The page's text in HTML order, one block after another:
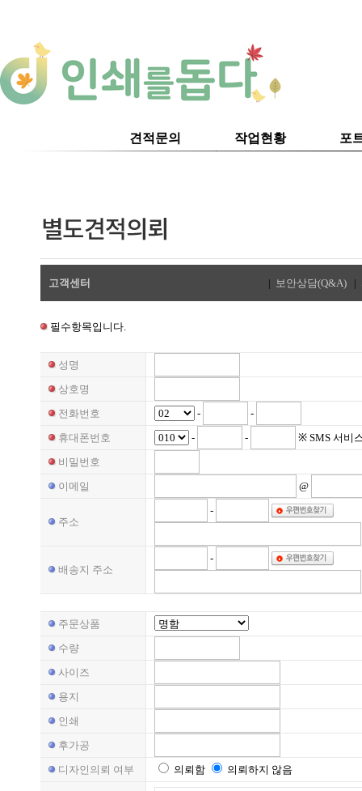
견적문의 작업현황 포
고객센터 | 보안상담(Q&A) |
필수항목입니다.
성명
상호명
전화번호
- -
휴대폰번호 - - ※ SMS 서비
비밀번호
이메일
@
주소
-
배송지 주소
-
주문상품
수량
사이즈
용지
인쇄
후가공
디자인의뢰 여부
의뢰함 의뢰하지 않음